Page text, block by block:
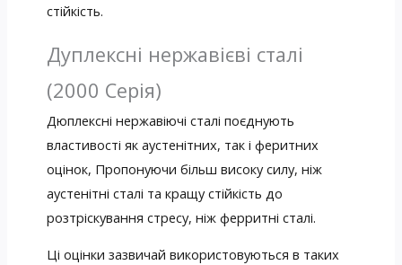
стійкість.
Дуплексні нержавієві сталі
(2000 Серія)
Дюплексні нержавіючі сталі поєднують
властивості як аустенітних, так і феритних
оцінок, Пропонуючи більш високу силу, ніж
аустенітні сталі та кращу стійкість до
розтріскування стресу, ніж ферритні сталі.
Ці оцінки зазвичай використовуються в таких